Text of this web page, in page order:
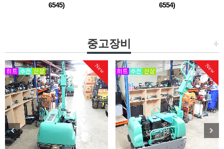
6545)
6554)
8859-0657히다치 3.5톤 콤비로라 중고 판
매도 가능합니다. (
+
중고장비
New New